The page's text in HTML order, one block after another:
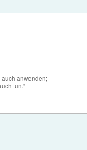
auch anwenden;
tun."